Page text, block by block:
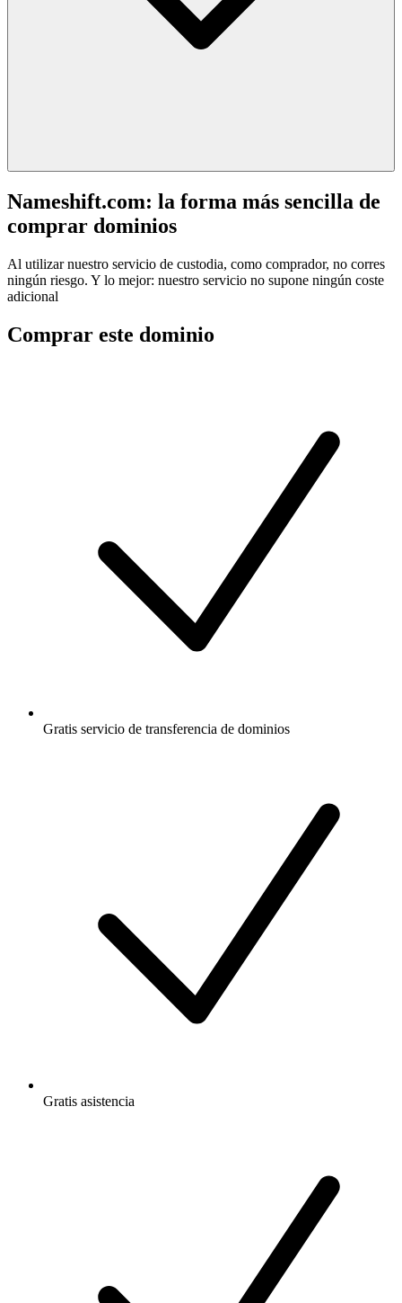
Nameshift.com: la forma más sencilla de
comprar dominios
Al utilizar nuestro servicio de custodia, como comprador, no corres
ningún riesgo. Y lo mejor: nuestro servicio no supone ningún coste
adicional
Comprar este dominio
Gratis servicio de transferencia de dominios
Gratis asistencia